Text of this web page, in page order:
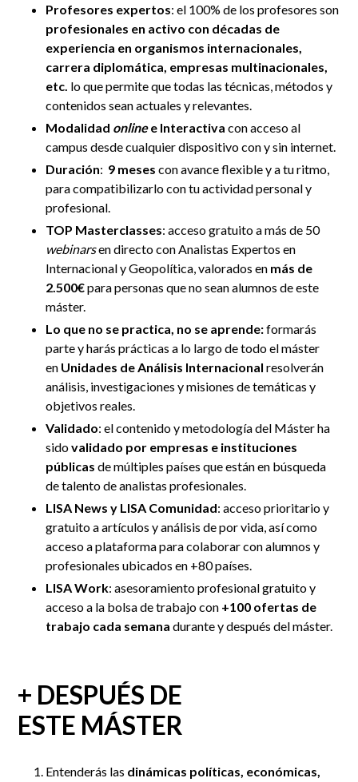
Profesores expertos: el 100% de los profesores son
profesionales en activo con décadas de
experiencia en organismos internacionales,
carrera diplomática, empresas multinacionales,
etc. lo que permite que todas las técnicas, métodos y
contenidos sean actuales y relevantes.
Modalidad onlinee Interactiva con acceso al
campus desde cualquier dispositivo con y sin internet.
Duración: 9 meses con avance flexible y a tu ritmo,
para compatibilizarlo con tu actividad personal y
profesional
TOP Masterclasses: acceso gratuito a más de 50
webinarsen directo con Analistas Expertos en
Internacional y Geopolítica, valorados en más de
2.500€para personas que no sean alumnos de este
máster.
Lo que no se practica, no se aprende:formarás
parte y harás prácticas a lo largo de todo el máster
en Unidades de Análisis Internacional resolverán
análisis, investigaciones y misiones de temáticas y
objetivos reales.
Validado: el contenido y metodología del Máster ha
sidovalidado por empresas e instituciones
públicas de múltiples países que están en búsqueda
de talento de analistas profesionales.
LISA News y LISA Comunidad: acceso prioritario y
gratuito a artículos y análisis de por vida, así como
acceso a plataforma para colaborar con alumnos y
profesionales ubicados en +80 países.
LISA Work: asesoramiento profesional gratuito y
acceso a la bolsa de trabajo con +100 ofertas de
trabajo cada semana durante y después del máster.
+ DESPUÉS DE
ESTE MÁSTER
Entenderás las dinámicas políticas, económicas,